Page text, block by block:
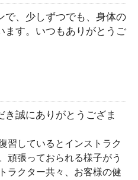
で、少しずつでも、身体の
ます。いつもありがとうご
誠にありがとうござま
習しているとインストラク
頑張っておられる様子がう
ラクター共々、お客様の健